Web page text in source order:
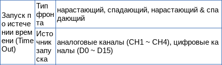
Запуск п
о истече
нии врем
ени (Time
Out)
Тип
фрон
та
нарастающий, спадающий, нарастающий & спа
дающий
Исто
чник
запу
ска
аналоговые каналы (CH1 ~ CH4), цифровые ка
налы (D0 ~ D15)